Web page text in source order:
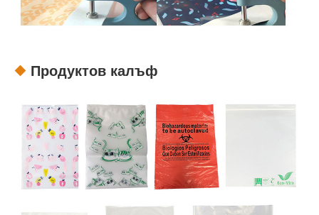
Продуктов калъф